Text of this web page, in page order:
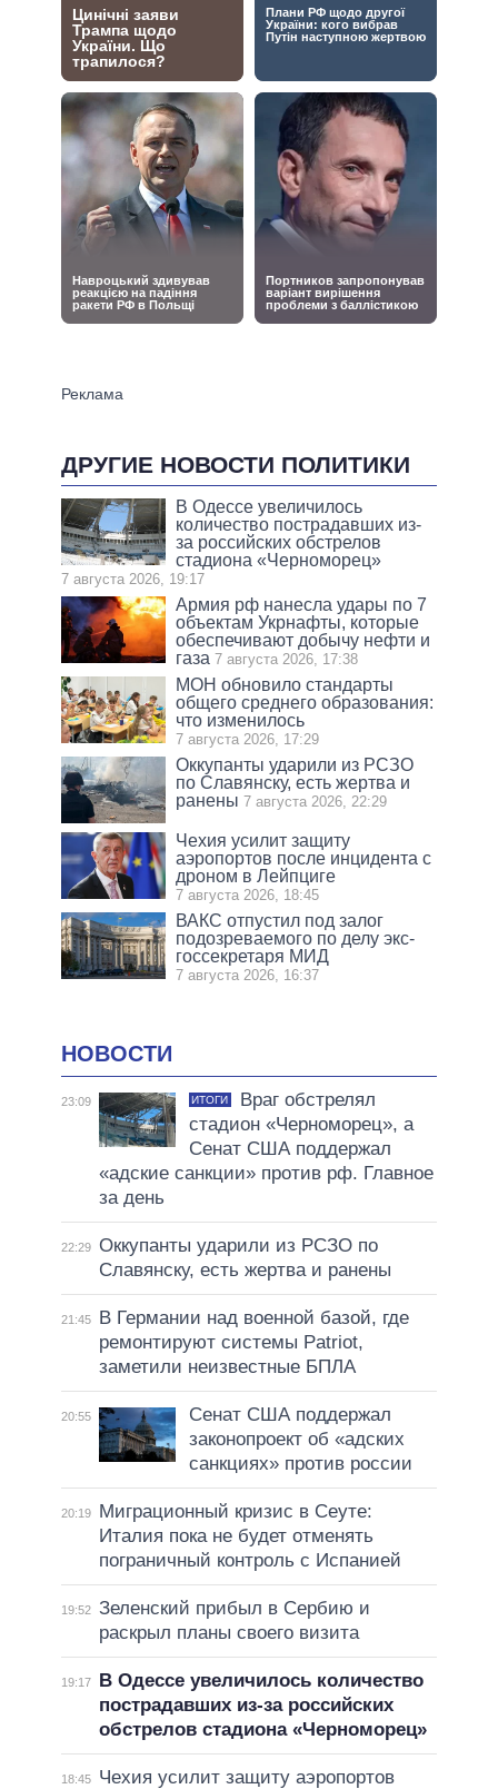
ДРУГИЕ НОВОСТИ ПОЛИТИКИ
В Одессе увеличилось
количество пострадавших из-
за российских обстрелов
стадиона «Черноморец»
7 августа 2026, 19:17
Армия рф нанесла удары по 7
объектам Укрнафты, которые
обеспечивают добычу нефти и
газа 7 августа 2026, 17:38
МОН обновило стандарты
общего среднего образования:
что изменилось
7 августа 2026, 17:29
Оккупанты ударили из РСЗО
по Славянску, есть жертва и
ранены 7 августа 2026, 22:29
Чехия усилит защиту
аэропортов после инцидента с
дроном в Лейпциге
7 августа 2026, 18:45
ВАКС отпустил под залог
подозреваемого по делу экс-
госсекретаря МИД
7 августа 2026, 16:37
НОВОСТИ
23:09 ИТОГИ
Враг обстрелял
стадион «Черноморец», а
Сенат США поддержал
«адские санкции» против рф. Главное
за день
22:29 Оккупанты ударили из РСЗО по
Славянску, есть жертва и ранены
21:45
В Германии над военной базой, где
ремонтируют системы Patriot,
заметили неизвестные БПЛА
20:55
Сенат США поддержал
законопроект об «адских
санкциях» против россии
20:19
Миграционный кризис в Сеуте:
Италия пока не будет отменять
пограничный контроль с Испанией
19:52 Зеленский прибыл в Сербию и
раскрыл планы своего визита
19:17
В Одессе увеличилось количество
пострадавших из-за российских
обстрелов стадиона «Черноморец»
18:45
Чехия усилит защиту аэропортов